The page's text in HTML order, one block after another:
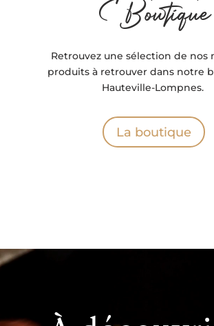
Boutique
Retrouvez une sélection de nos
produits à retrouver dans notre
Hauteville-Lompnes.
La boutique
Lecteur